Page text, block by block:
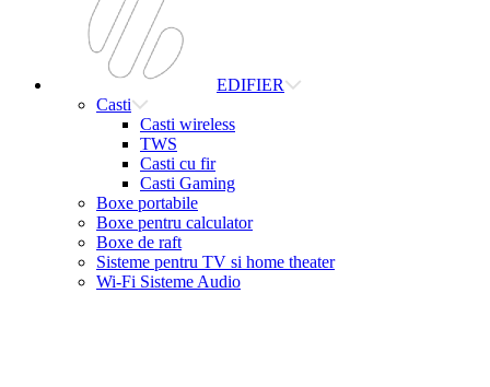
EDIFIER
Casti
Casti wireless
TWS
Casti cu fir
Casti Gaming
Boxe portabile
Boxe pentru calculator
Boxe de raft
Sisteme pentru TV si home theater
Wi-Fi Sisteme Audio